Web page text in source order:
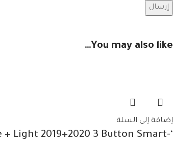
You may also like…
إضافة إلى السلة
‘-285E3-9UF1B Nissan Patrol Fender Remote + Light 2019+2020 3 Button Smart